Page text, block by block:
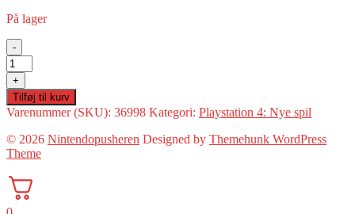
På lager
-
Necromunda:
Hired
Gun(PS4:
Ny)
antal
+
Tilføj til kurv
Varenummer (SKU): 36998 Kategori: Playstation 4: Nye spil
© 2026 Nintendopusheren Designed by Themehunk WordPress
Theme